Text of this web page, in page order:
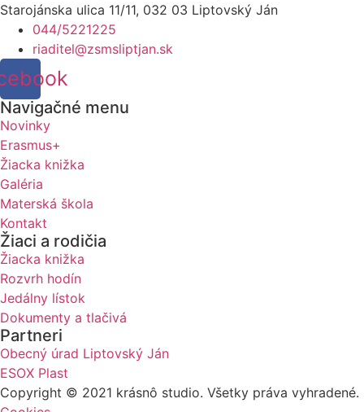
Starojánska ulica 11/11, 032 03 Liptovský Ján
044/5221225
riaditel@zsmsliptjan.sk
Navigačné menu
Novinky
Erasmus+
Žiacka knižka
Galéria
Materská škola
Kontakt
Žiaci a rodičia
Žiacka knižka
Rozvrh hodín
Jedálny lístok
Dokumenty a tlačivá
Partneri
Obecný úrad Liptovský Ján
ESOX Plast
Copyright © 2021 krásnô studio. Všetky práva vyhradené.